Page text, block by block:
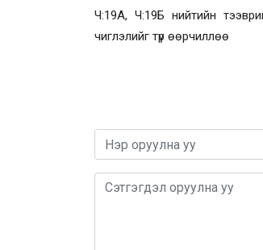
Ч:19А, Ч:19Б нийтийн
чиглэлийг түр өөрчиллөө